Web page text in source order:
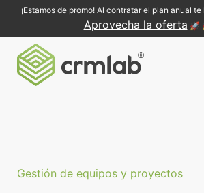
¡Estamos de promo! Al contratar el plan anual
Aprovecha la oferta 🚀
Saltar
contenido
Gestión de equipos y proyectos